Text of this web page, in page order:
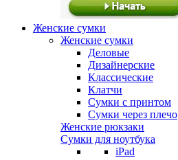
Женские сумки
Женские сумки
Деловые
Дизайнерские
Классические
Клатчи
Сумки с принтом
Сумки через плечо
Женские рюкзаки
Сумки для ноутбука
iPad